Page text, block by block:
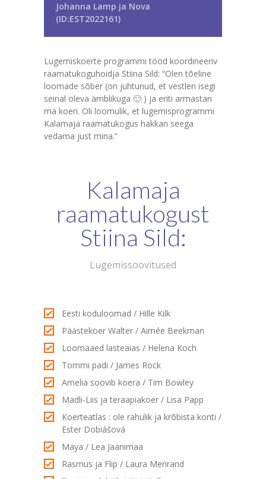
Johanna Lamp ja Nova
(ID:EST2022161)
Lugemiskoerte programmi tööd koordineeriv
raamatukoguhoidja Stiina Sild: “Olen tõeline
loomade sõber (on juhtunud, et vestlen isegi
seinal oleva ämblikuga 🙂 ) ja eriti armastan
ma koeri. Oli loomulik, et lugemisprogrammi
Kalamaja raamatukogus hakkan seega
vedama just mina.”
Kalamaja
raamatukogust
Stiina Sild:
Lugemissoovitused
Eesti koduloomad / Hille Kilk
Päästekoer Walter / Aimée Beekman
Loomaaed lasteaias / Helena Koch
Tommi padi / James Rock
Amelia soovib koera / Tim Bowley
Madli-Liis ja teraapiakoer / Lisa Papp
Koerteatlas : ole rahulik ja krõbista konti /
Ester Dobiášová
Maya / Lea Jaanimaa
Rasmus ja Flip / Laura Merirand